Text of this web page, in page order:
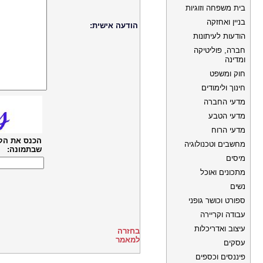
הודעה אישית:
הכנס את
שבתמונה:
בחזרה
למאמר
בית משפחה וזוגיות
בניין ואחזקה
הודעות לעיתונות
חברה, פוליטיקה
ומדינה
חוק ומשפט
חינוך ולימודים
מדעי החברה
מדעי הטבע
מדעי הרוח
מחשבים וטכנולוגיה
מיסים
מתכונים ואוכל
נשים
ספורט וכושר גופני
עבודה וקריירה
עיצוב ואדריכלות
עסקים
פיננסים וכספים